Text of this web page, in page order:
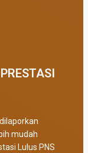
mudah
Lulus PNS